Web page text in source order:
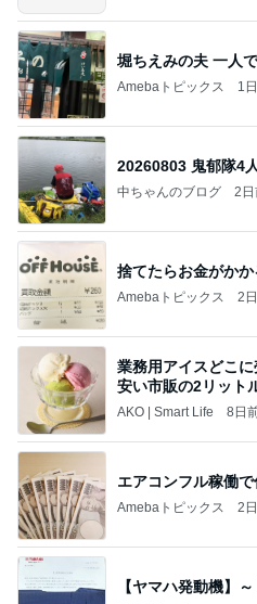
堀ちえみの夫 一人
Amebaトピックス 1
20260803
中ちゃんのブログ 2日
捨てたらお金がか
Amebaトピックス 2
業務用アイスどこ
安い市販の2リット
トレ
AKO | Smart Life 8日
エアコンフル稼働
Amebaトピックス 2
【ヤマハ発動機】